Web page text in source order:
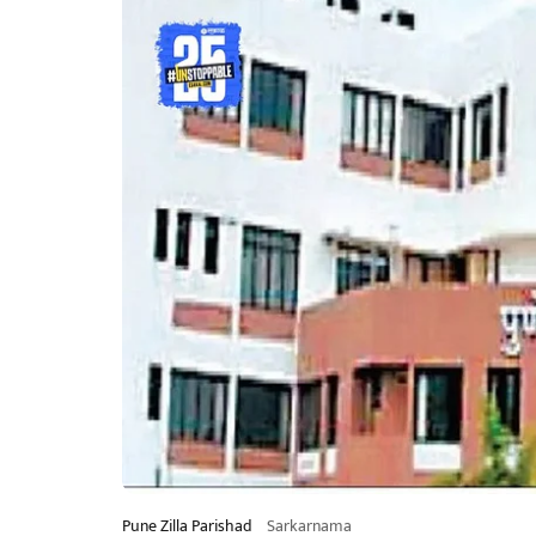
Pune Zilla Parishad Sarkarnama